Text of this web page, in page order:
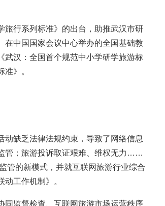
行系列标准》的出台，助推武汉市研
在中国国家会议中心举办的全国基础教
武汉：全国首个规范中小学研学旅游标
》。
缺乏法律法规约束，导致了网络信息
管；旅游投诉取证艰难、维权无力……
管的新模式，并就互联网旅游行业综合
工作机制》。
监督检查、互联网旅游市场运营秩序